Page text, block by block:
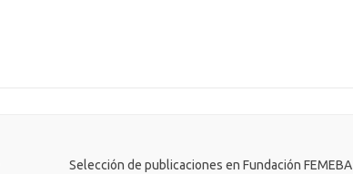
Selección de publicaciones en Fundación FEMEBA